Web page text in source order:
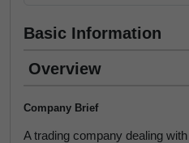
Basic Information
Overview
Company Brief
A trading company dealing